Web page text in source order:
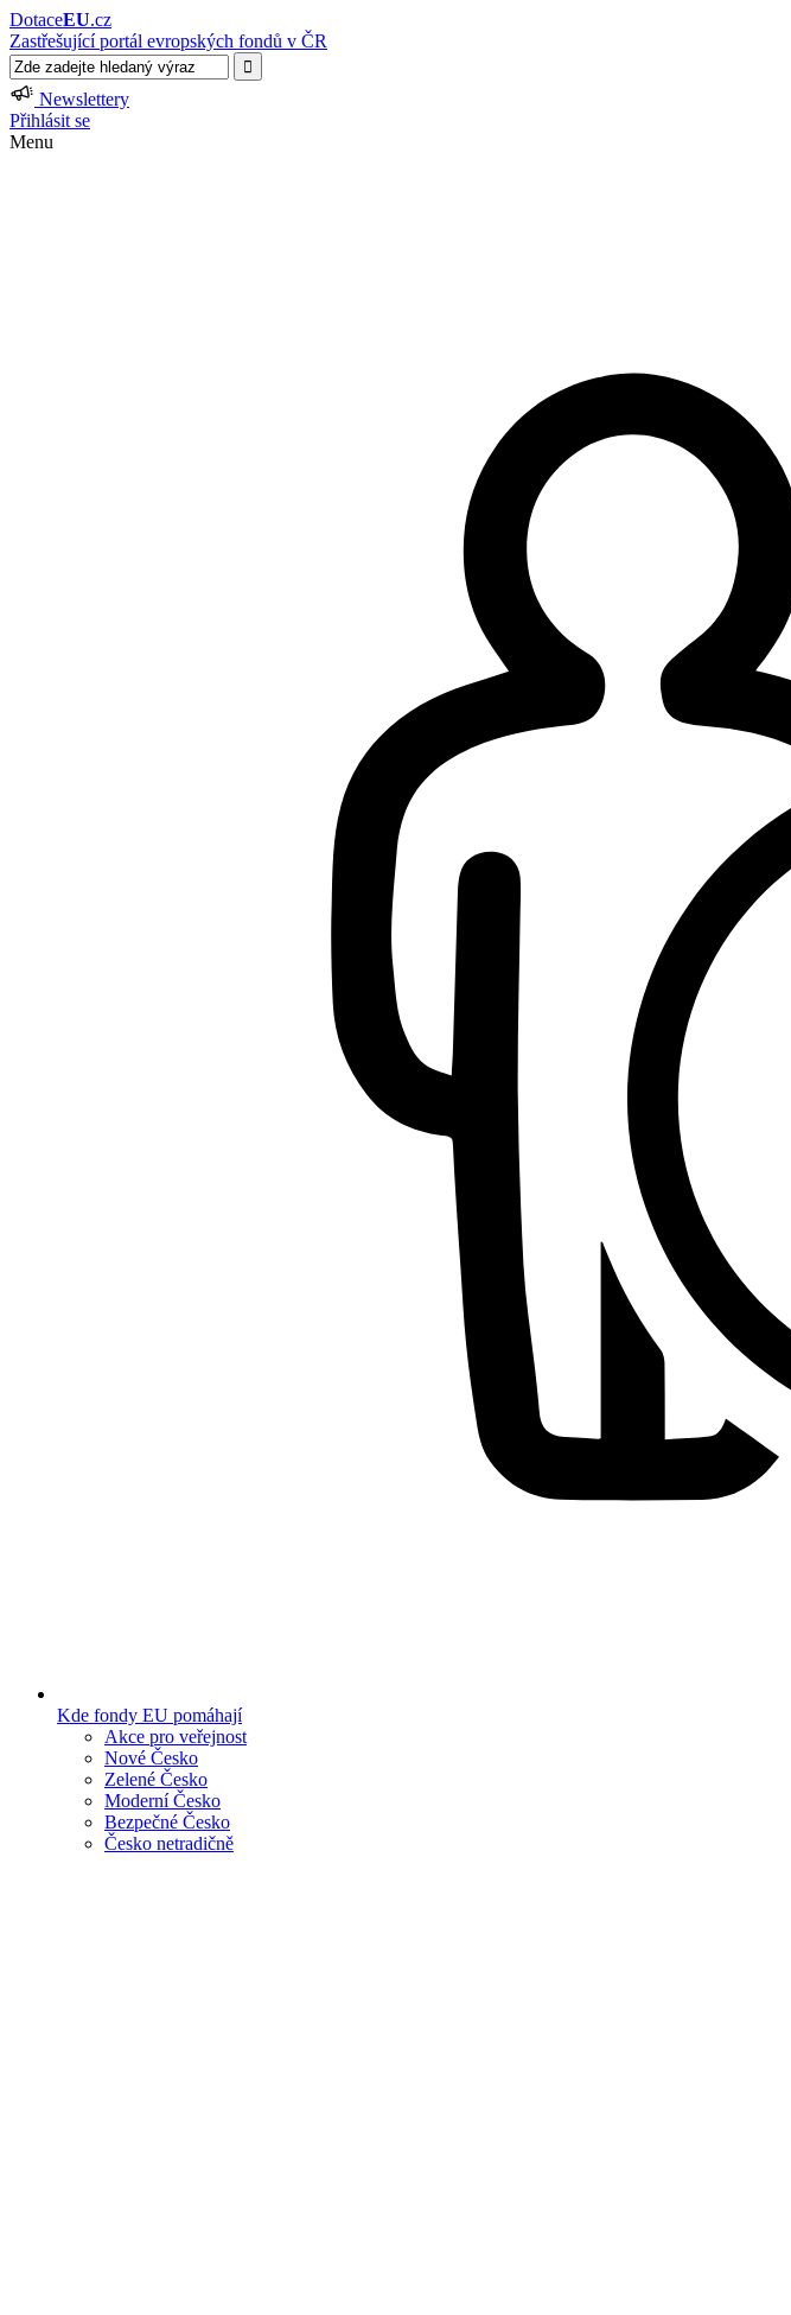
DotaceEU.cz
Zastřešující portál evropských fondů v ČR
Newslettery
Přihlásit se
Menu
Kde fondy EU pomáhají
Akce pro veřejnost
Nové Česko
Zelené Česko
Moderní Česko
Bezpečné Česko
Česko netradičně